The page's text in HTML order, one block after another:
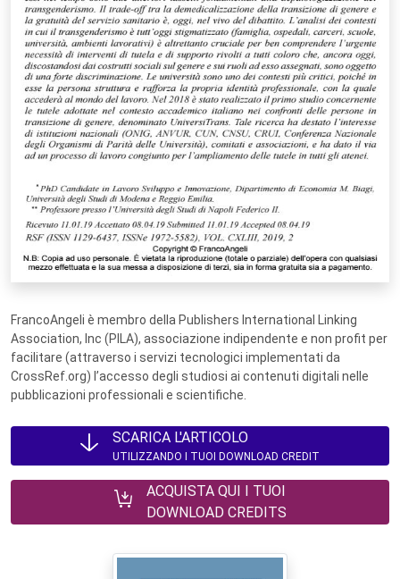
FrancoAngeli è membro della Publishers International Linking
Association, Inc (PILA), associazione indipendente e non profit per
facilitare (attraverso i servizi tecnologici implementati da
CrossRef.org) l’accesso degli studiosi ai contenuti digitali nelle
pubblicazioni professionali e scientifiche.
SCARICA L'ARTICOLO
UTILIZZANDO I TUOI DOWNLOAD CREDIT
ACQUISTA QUI I TUOI
DOWNLOAD CREDITS